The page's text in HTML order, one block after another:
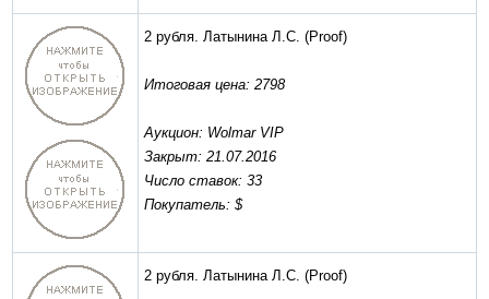
2 рубля. Латынина Л.С. (Proof)
Итоговая цена: 2798
Аукцион: Wolmar VIP
Закрыт: 21.07.2016
Число ставок: 33
Покупатель: $
2 рубля. Латынина Л.С. (Proof)